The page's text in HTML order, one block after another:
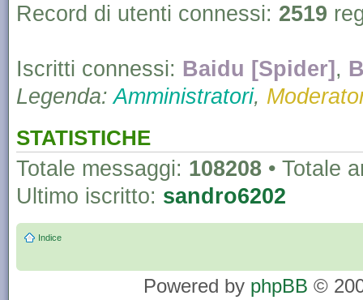
Record di utenti connessi: 2519
Iscritti connessi: Baidu [Spider] ,
Legenda:Amministratori,
STATISTICHE
Totale messaggi: 108208 • Totale
Ultimo iscritto: sandro6202
Indice
Powered by phpBB ©